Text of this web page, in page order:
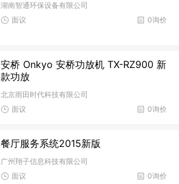
湖南智通环保设备有限公司
0询价
面议
安桥 Onkyo 安桥功放机 TX-RZ900 新
款功放
北京雨田时代科技有限公司
0询价
面议
餐厅服务系统2015新版
广州翔子信息科技有限公司
0询价
面议